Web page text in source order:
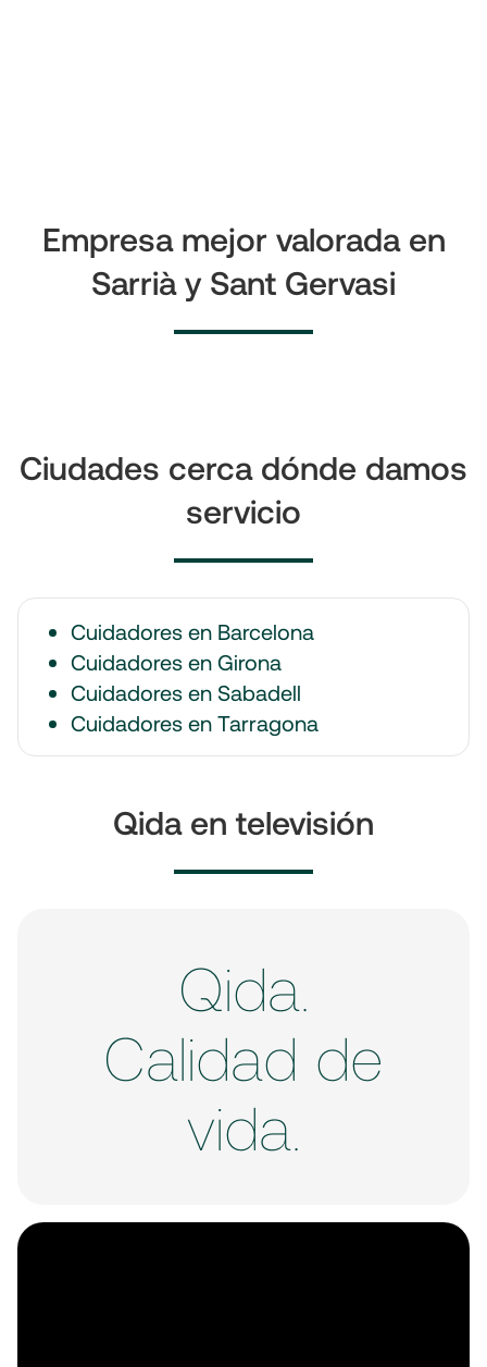
Empresa mejor valorada en
Sarrià y Sant Gervasi
Ciudades cerca dónde damos
servicio
Cuidadores en Barcelona
Cuidadores en Girona
Cuidadores en Sabadell
Cuidadores en Tarragona
Qida en televisión
Qida.
Calidad de
vida.